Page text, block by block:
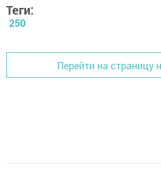
Теги:
250
Перейти на страницу